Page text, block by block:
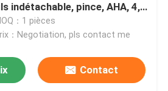
indétachable, pince, AHA, 4,7
15 pieds
：1 pièces
：Negotiation, pls contact me
Contact